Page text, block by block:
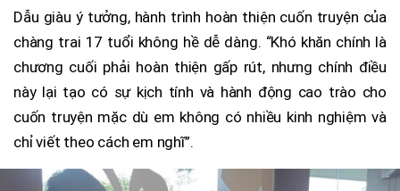
Dẫu giàu ý tưởng, hành trình hoàn thiện cuốn truyện của
chàng trai 17 tuổi không hề dễ dàng. “Khó khăn chính là
chương cuối phải hoàn thiện gấp rút, nhưng chính điều
này lại tạo có sự kịch tính và hành động cao trào cho
cuốn truyện mặc dù em không có nhiều kinh nghiệm và
chỉ viết theo cách em nghĩ”.